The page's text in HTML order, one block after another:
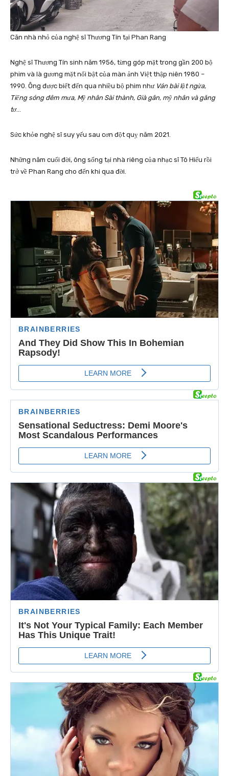
Căn nhà nhỏ của nghệ sĩ Thương Tín tại Phan Rang
Nghệ sĩ Thương Tín sinh năm 1956, từng góp mặt trong gần 200 bộ
phim và là gương mặt nổi bật của màn ảnh Việt thập niên 1980 –
1990. Ông được biết đến qua nhiều bộ phim như Ván bài lật ngửa,
Tiếng sóng đêm mưa, Mỹ nhân Sài thành, Già gân, mỹ nhân và găng
tơ…
Sức khỏe nghệ sĩ suy yếu sau cơn đột quỵ năm 2021.
Những năm cuối đời, ông sống tại nhà riêng của nhạc sĩ Tô Hiếu rồi
trở về Phan Rang cho đến khi qua đời.